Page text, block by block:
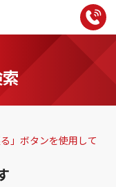
」ボタンを使用して